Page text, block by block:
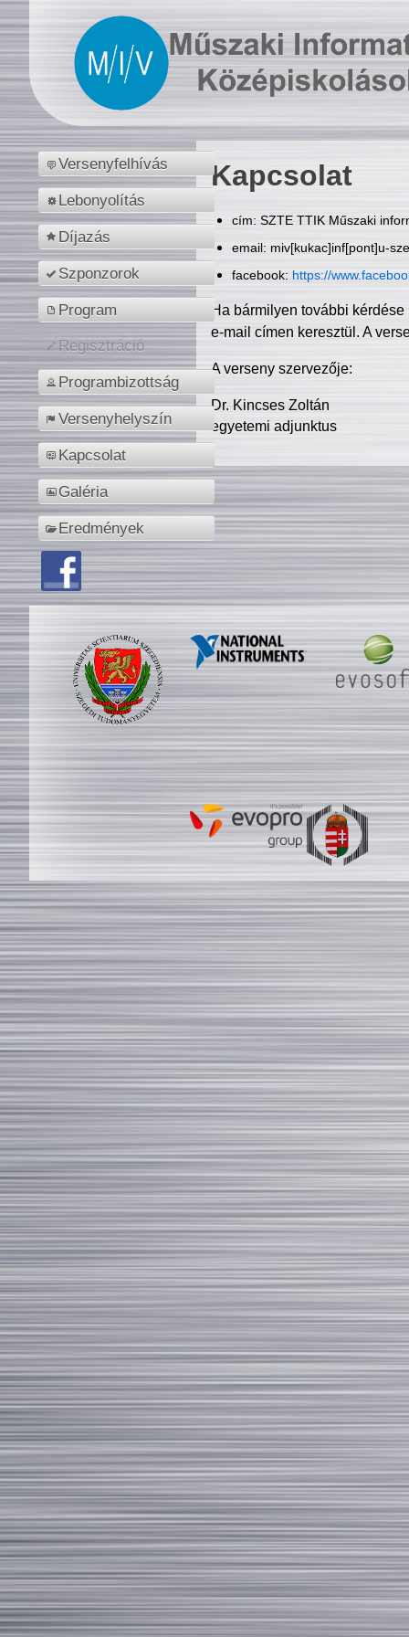
Versenyfelhívás
Lebonyolítás
Díjazás
Szponzorok
Program
Regisztráció
Programbizottság
Versenyhelyszín
Kapcsolat
Galéria
Eredmények
Kapcsolat
cím: SZTE TTIK Műszaki
email: miv[kukac]inf[pont]u-
facebook: https://
Ha bármilyen további
e-mail címen keresztül. A
A verseny szervezője:
Dr. Kincses Zoltán
egyetemi adjunktus